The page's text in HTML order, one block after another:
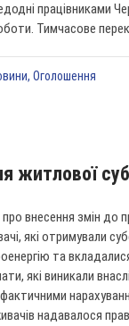
працівниками
Тимчасове
,Оголошення
житлової
внесення змін до
які отримували
та
які виникали
надавалося